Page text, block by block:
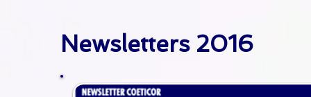
Newsletters 2016